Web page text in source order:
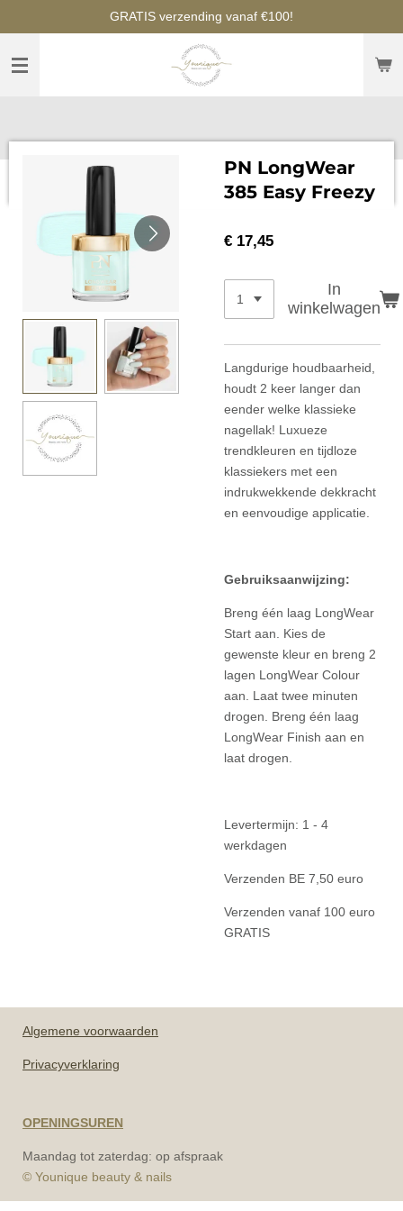
naar
hoofdinhoud
GRATIS verzending vanaf €100!
PN LongWear
385 Easy Freezy
€ 17,45
In
winkelwagen
Langdurige houdbaarheid,
houdt 2 keer langer dan
eender welke klassieke
nagellak! Luxueze
trendkleuren en tijdloze
klassiekers met een
indrukwekkende dekkracht
en eenvoudige applicatie.
Gebruiksaanwijzing:
Breng één laag LongWear
Start aan. Kies de
gewenste kleur en breng 2
lagen LongWear Colour
aan. Laat twee minuten
drogen. Breng één laag
LongWear Finish aan en
laat drogen.
Levertermijn: 1 - 4
werkdagen
Verzenden BE 7,50 euro
Verzenden vanaf 100 euro
GRATIS
Algemene voorwaarden
Privacyverklaring
OPENINGSUREN
Maandag tot zaterdag: op afspraak
© Younique beauty & nails